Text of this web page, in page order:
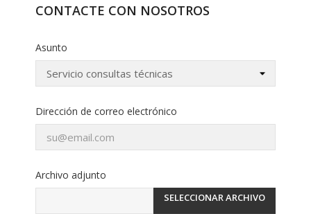
CONTACTE CON NOSOTROS
Asunto
Dirección de correo electrónico
Archivo adjunto
SELECCIONAR ARCHIVO